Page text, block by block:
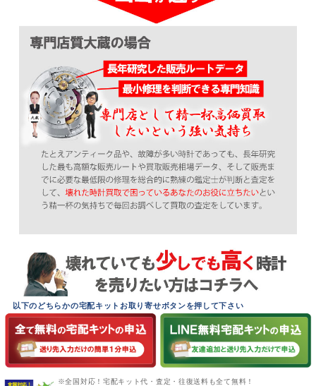
以下のどちらかの宅配キットお取り寄せボタンを押して下さい
※全国対応！宅配キット代・査定・往復送料も全て無料！